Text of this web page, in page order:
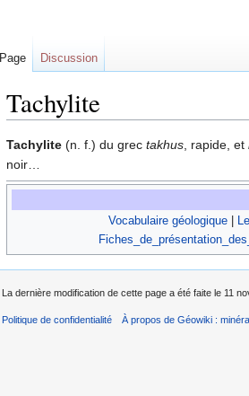
Tachylite
Tachylite (n. f.) du grec takhus, rapide, et
noir…
Vocabulaire géologique
Page Discussion
La dernière modification de cette page a été faite le 11
Politique de confidentialité À propos de Géowiki :